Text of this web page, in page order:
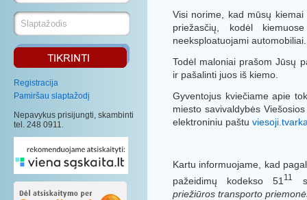
Registracija
Pamiršau slaptažodį
Nepavykus prisijungti, skambinti
tel. 248 0911.
Visi norime, kad mūsų
priežasčių, kodėl
neeksploatuojami automobiliai.
Todėl maloniai prašom Jūsų
ir pašalinti juos iš kiemo.
Gyventojus kviečiame apie
miesto savivaldybės
elektroniniu paštu
Kartu informuojame, kad
pažeidimų kodekso 51 11
priežiūros transporto